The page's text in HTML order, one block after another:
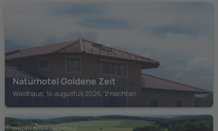
Naturhotel Goldene Zeit
Waidhaus, 14 augustus 2026, 2 nachten
WEIDEN IN DER OBERPFALZ